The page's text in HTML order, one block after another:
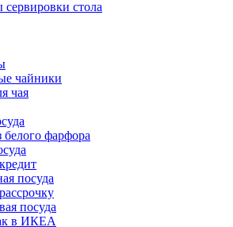
стола
чайники
чая
белого фарфора
посуда
посуда
в ИКЕА